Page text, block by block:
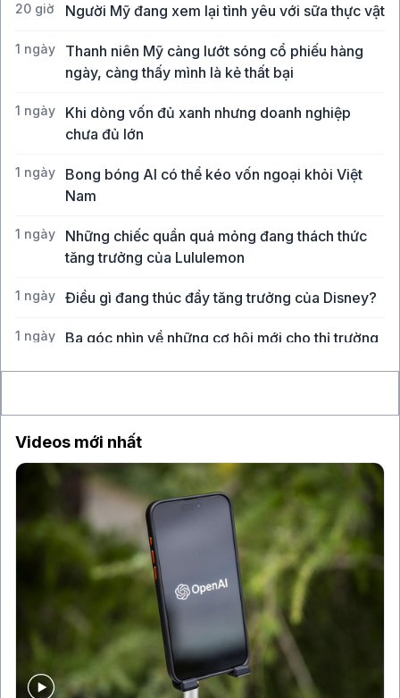
20 giờ Người Mỹ đang xem lại tình yêu với sữa thực vật
1 ngày
Thanh niên Mỹ càng lướt sóng cổ phiếu hàng
ngày, càng thấy mình là kẻ thất bại
1 ngày
Khi dòng vốn đủ xanh nhưng doanh nghiệp
chưa đủ lớn
1 ngày
Bong bóng AI có thể kéo vốn ngoại khỏi Việt
Nam
1 ngày
Những chiếc quần quá mỏng đang thách thức
tăng trưởng của Lululemon
1 ngày Điều gì đang thúc đẩy tăng trưởng của Disney?
1 ngày
Ba góc nhìn về những cơ hội mới cho thị trường
Videos mới nhất